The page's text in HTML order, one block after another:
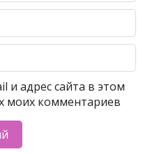
и адрес сайта в этом
моих комментариев